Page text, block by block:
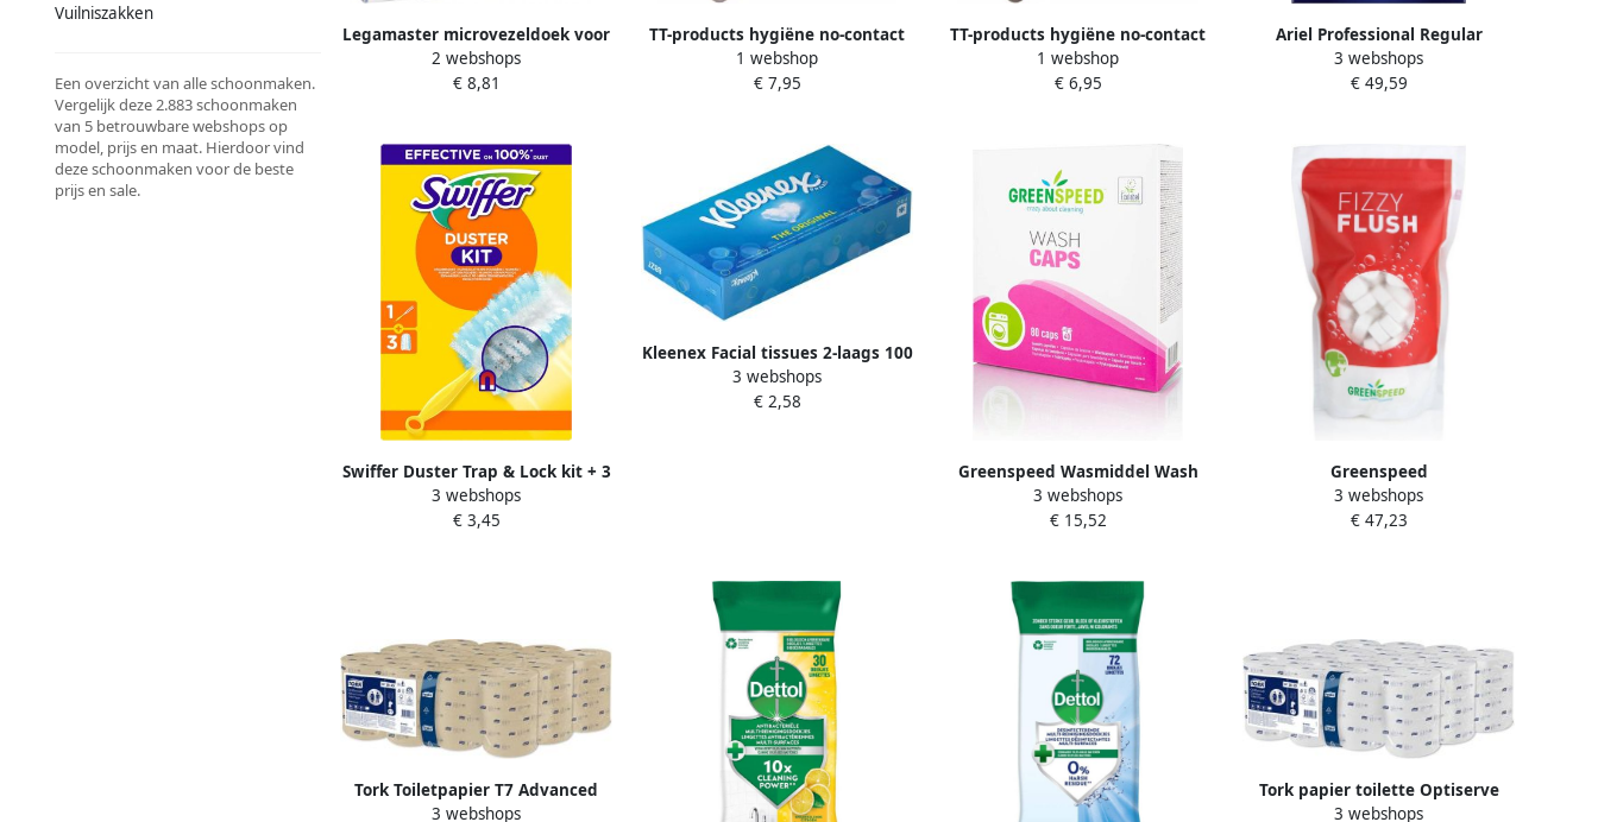
Vuilniszakken
Een overzicht van alle schoonmaken.
Vergelijk deze 2.883 schoonmaken
van 5 betrouwbare webshops op
model, prijs en maat. Hierdoor vind
deze schoonmaken voor de beste
prijs en sale.
Legamaster microvezeldoek voor
whiteboard blauw pak met 2
stuks
2 webshops
€ 8,81
TT-products hygiëne no-contact
sleutelhanger zilver
1 webshop
€ 7,95
TT-products hygiëne no-contact
sleutelhanger antraciet
1 webshop
€ 6,95
Ariel Professional Regular
waspoeder doos van 6 kg 120
wasbeurten
3 webshops
€ 49,59
Swiffer Duster Trap & Lock kit + 3
stofdoekjes
3 webshops
€ 3,45
Kleenex Facial tissues 2-laags 100
vel wit 8827
3 webshops
€ 2,58
Greenspeed Wasmiddel Wash
Caps universeel 80 stuks
3 webshops
€ 15,52
Greenspeed
Toiletreinigingstablet Fizzy Flush
15g 75 stuks
3 webshops
€ 47,23
Tork Toiletpapier T7 Advanced
Optiserve Coreless 2-laags 94m
3 webshops
Tork papier toilette Optiserve
Coreless 2-laags 820 vellen
3 webshops